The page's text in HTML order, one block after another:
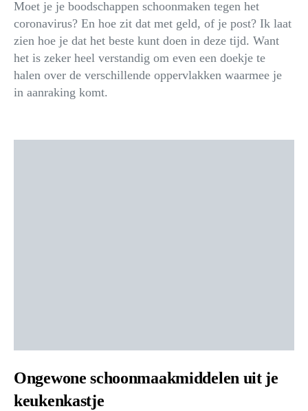
Moet je je boodschappen schoonmaken tegen het
coronavirus? En hoe zit dat met geld, of je post? Ik laat
zien hoe je dat het beste kunt doen in deze tijd. Want
het is zeker heel verstandig om even een doekje te
halen over de verschillende oppervlakken waarmee je
in aanraking komt.
Ongewone schoonmaakmiddelen uit je
keukenkastje